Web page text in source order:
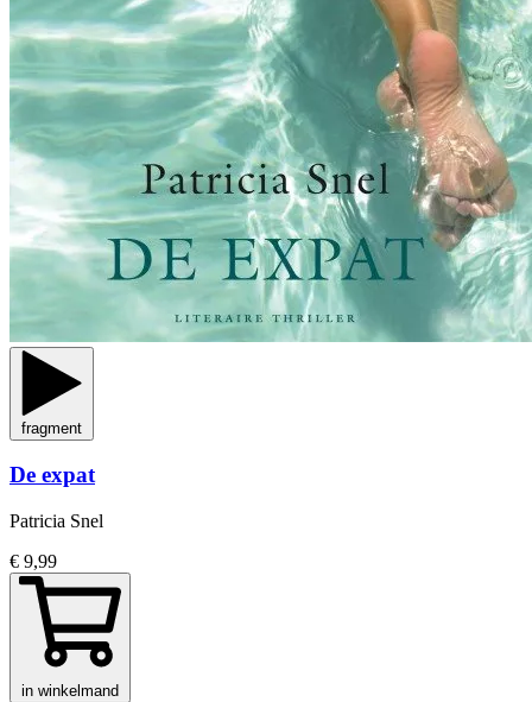
fragment
De expat
Patricia Snel
€ 9,99
in winkelmand